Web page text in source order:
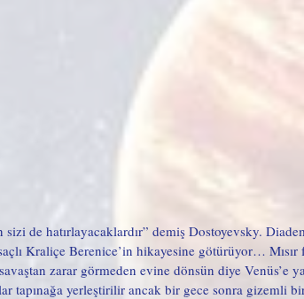
de hatırlayacaklardır” demiş Dostoyevsky.
Kraliçe Berenice’in hikayesine götürüyor… Mısır
zarar görmeden evine dönsün diye Venüs’e
tapınağa yerleştirilir ancak bir gece sonra gizemli